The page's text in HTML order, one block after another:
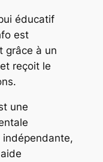
éducatif
est
grâce à un
reçoit le
une
indépendante,